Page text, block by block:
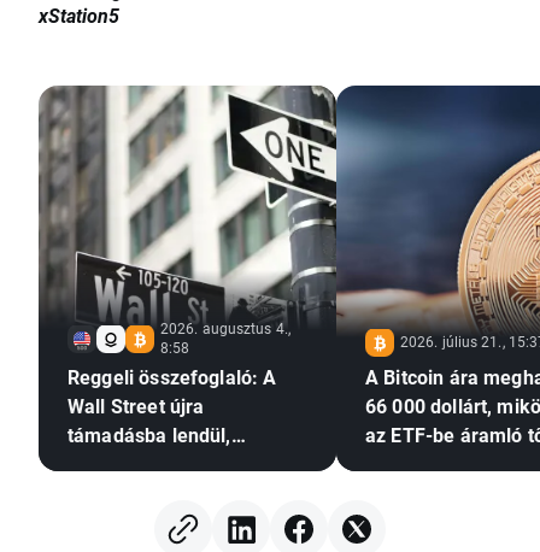
xStation5
2026. augusztus 4.,
8:58
Reggeli összefoglaló: A
Wall Street újra
támadásba lendül,
mesterséges intelligencia
2026. július 21.,
A Bitcoin ára
66 000 dollárt,
az ETF-be áramló
megnövekedett